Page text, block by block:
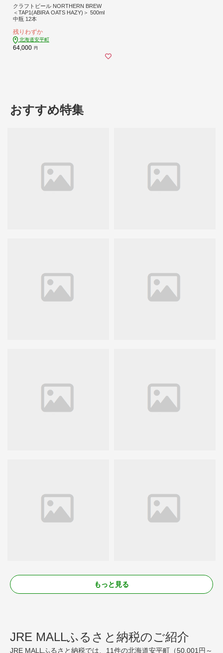
クラフトビール NORTHERN BREW
＜TAP1(ABIRA OATS HAZY)＞ 500ml
中瓶 12本
残りわずか
北海道安平町
64,000 円
おすすめ特集
もっと見る
JRE MALLふるさと納税のご紹介
JRE MALLふるさと納税では、11件の北海道安平町（50,001円～